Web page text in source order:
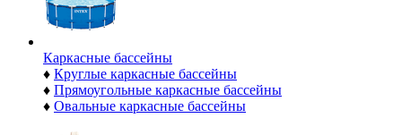
Каркасные бассейны
♦ Круглые каркасные бассейны
♦ Прямоугольные каркасные бассейны
♦ Овальные каркасные бассейны